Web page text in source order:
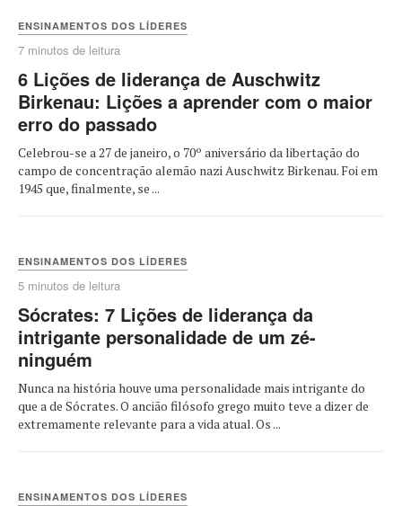
ENSINAMENTOS DOS LÍDERES
7 minutos de leitura
6 Lições de liderança de Auschwitz
Birkenau: Lições a aprender com o maior
erro do passado
Celebrou-se a 27 de janeiro, o 70º aniversário da libertação do
campo de concentração alemão nazi Auschwitz Birkenau. Foi em
1945 que, finalmente, se ...
ENSINAMENTOS DOS LÍDERES
5 minutos de leitura
Sócrates: 7 Lições de liderança da
intrigante personalidade de um zé-
ninguém
Nunca na história houve uma personalidade mais intrigante do
que a de Sócrates. O ancião filósofo grego muito teve a dizer de
extremamente relevante para a vida atual. Os ...
ENSINAMENTOS DOS LÍDERES